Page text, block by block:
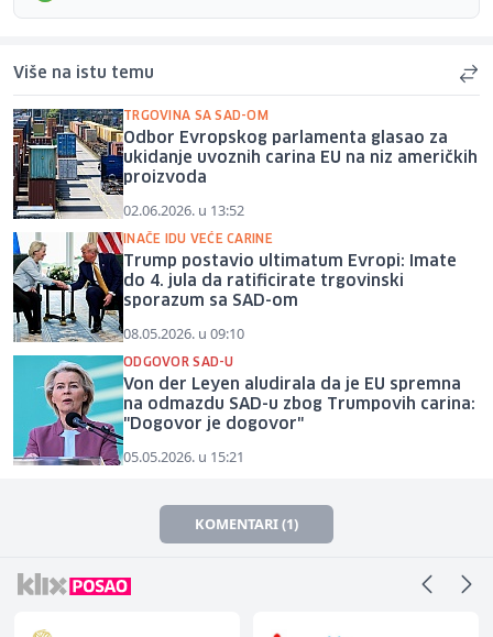
Više na istu temu
TRGOVINA SA SAD-OM
Odbor Evropskog parlamenta glasao za
ukidanje uvoznih carina EU na niz američkih
proizvoda
02.06.2026. u 13:52
INAČE IDU VEĆE CARINE
Trump postavio ultimatum Evropi: Imate
do 4. jula da ratificirate trgovinski
sporazum sa SAD-om
08.05.2026. u 09:10
ODGOVOR SAD-U
Von der Leyen aludirala da je EU spremna
na odmazdu SAD-u zbog Trumpovih carina:
"Dogovor je dogovor"
05.05.2026. u 15:21
KOMENTARI (1)